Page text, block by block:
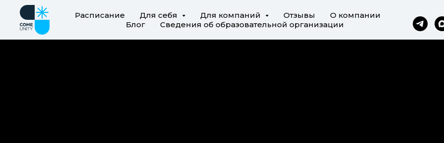
Расписание Для себя Для компаний Отзывы
О компании
Блог
Сведения об образовательной организации